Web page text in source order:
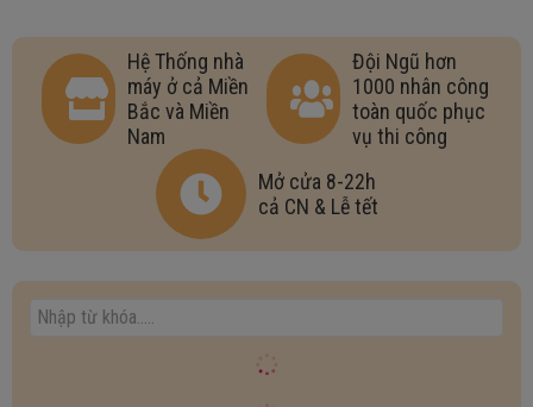
Hệ Thống nhà
máy ở cả Miền
Bắc và Miền
Nam
Đội Ngũ hơn
1000 nhân công
toàn quốc phục
vụ thi công
Mở cửa 8-22h
cả CN & Lễ tết